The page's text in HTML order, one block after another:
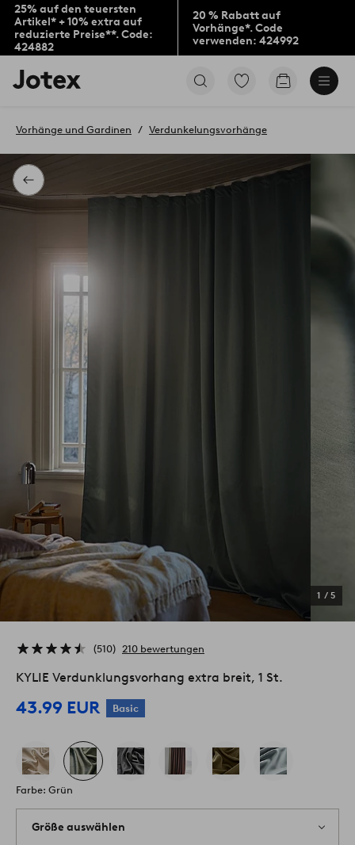
25% auf den teuersten
Artikel* + 10% extra auf
reduzierte Preise**. Code:
424882
20 % Rabatt auf
Vorhänge*. Code
verwenden: 424992
Jotex-
Logo
Startseite
Zu
Favoriten
Produkten
gehen
Zum
Zurück
Vorhänge und Gardinen Verdunkelungsvorhänge
1 / 5
510 210 bewertungen
KYLIE Verdunklungsvorhang extra breit, 1 St.
43.99 EUR Basic
Farbe: Grün
Größe auswählen